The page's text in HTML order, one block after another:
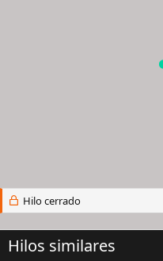
Hilo cerrado
Hilos similares